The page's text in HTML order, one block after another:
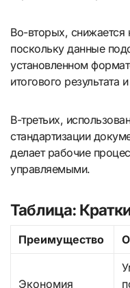
Во-вторых, снижается
поскольку данные
установленном
итогового
В-третьих,
стандартизации
делает рабочие
управляемыми.
Таблица:
Преимущество
Экономия